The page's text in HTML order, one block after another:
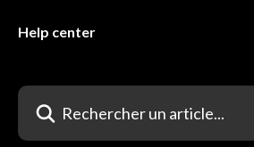
Help center
Rechercher un article...